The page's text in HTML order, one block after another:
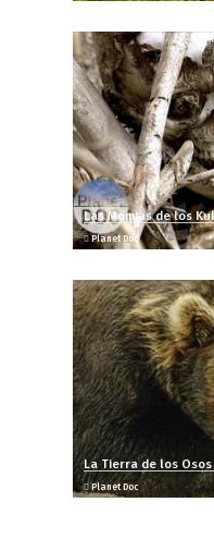
Las Momias de los
Planet Doc
La Tierra de los
Planet Doc